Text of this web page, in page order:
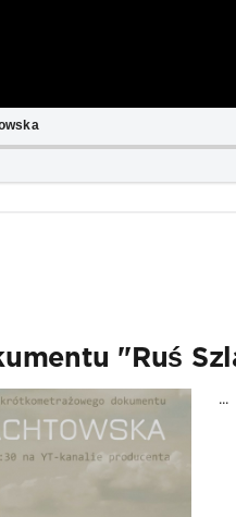
"Ruś
...